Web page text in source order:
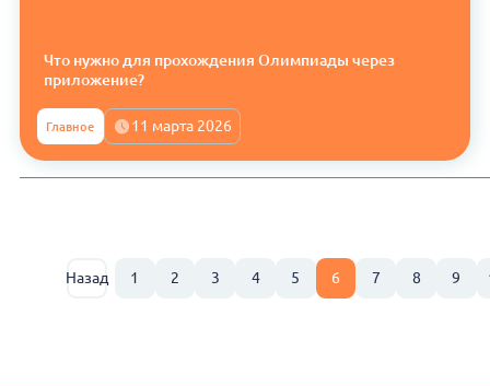
Что нужно для прохождения Олимпиады через
приложение?
Главное 11 марта 2026
Назад 1 2 3 4 5 6 7 8 9